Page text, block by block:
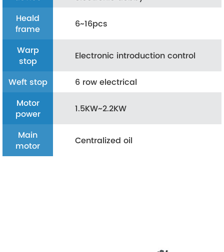
Heald
frame
6~16pcs
Warp
stop
Electronic introduction control
Weft stop
6 row electrical
Motor
power
1.5KW~2.2KW
Main
motor
Centralized oil